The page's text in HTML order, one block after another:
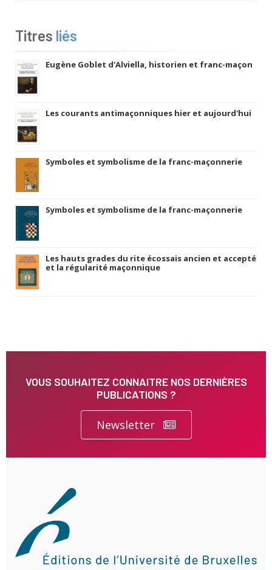
Titres liés
Eugène Goblet d'Alviella, historien et franc-maçon
Les courants antimaçonniques hier et aujourd'hui
Symboles et symbolisme de la franc-maçonnerie
Symboles et symbolisme de la franc-maçonnerie
Les hauts grades du rite écossais ancien et accepté
et la régularité maçonnique
VOUS SOUHAITEZ CONNAITRE NOS DERNIÈRES
PUBLICATIONS ?
Newsletter